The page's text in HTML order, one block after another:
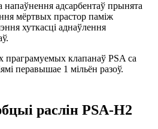
напаўнення адсарбентаў прынята
мёртвых прастор паміж
хуткасці аднаўлення
клапанаў PSA са
перавышае 1 мільён разоў.
раслін PSA-H2